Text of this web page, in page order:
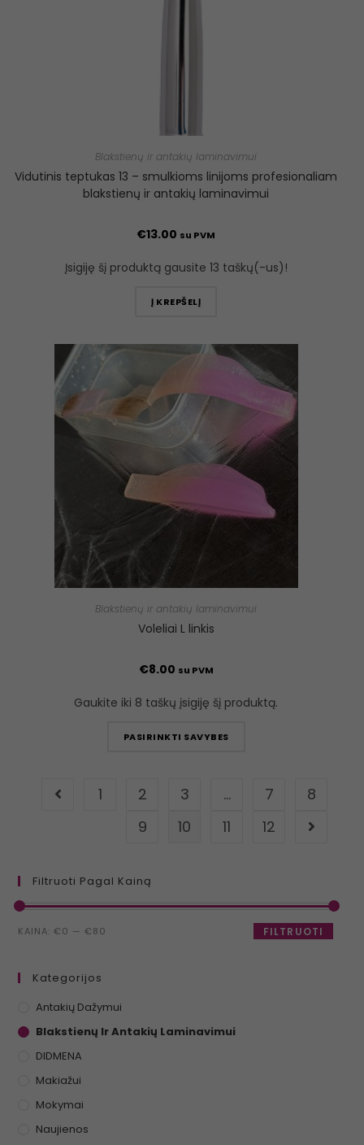
Blakstienų ir antakių laminavimui
Vidutinis teptukas 13 – smulkioms linijoms profesionaliam
blakstienų ir antakių laminavimui
€13.00 su PVM
Įsigiję šį produktą gausite 13 taškų(-us)!
Į KREPŠELĮ
Blakstienų ir antakių laminavimui
Voleliai L linkis
€8.00 su PVM
Gaukite iki 8 taškų įsigiję šį produktą.
PASIRINKTI SAVYBES
1 2 3 … 7
8
9
10 11 12
Filtruoti Pagal Kainą
FILTRUOTI
KAINA: €0 — €80
Kategorijos
Antakių Dažymui
Blakstienų Ir Antakių Laminavimui
DIDMENA
Makiažui
Mokymai
Naujienos